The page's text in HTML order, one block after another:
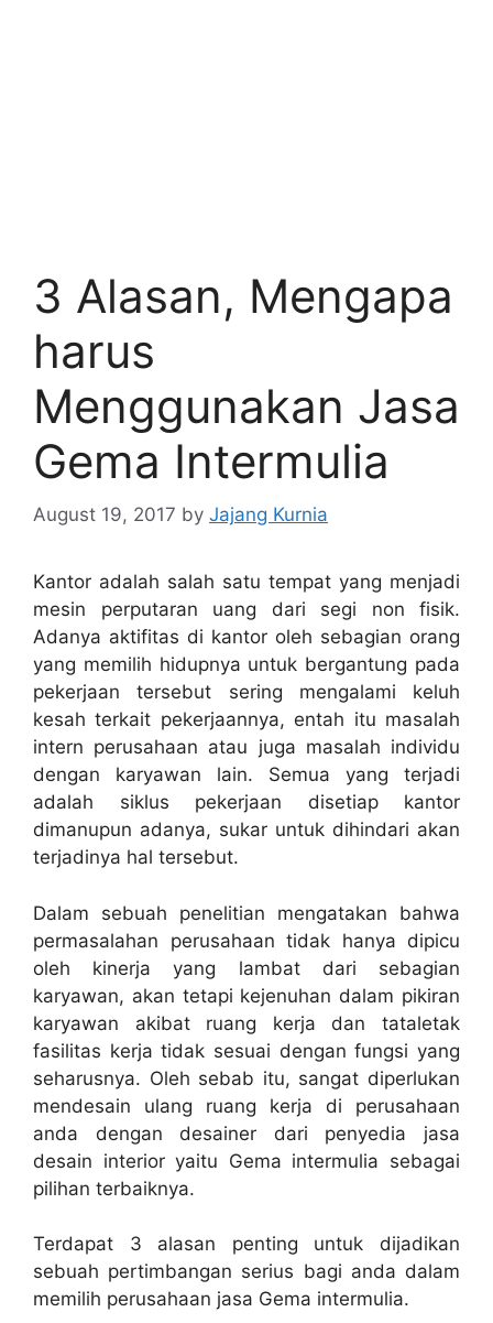
3 Alasan, Mengapa
harus
Menggunakan Jasa
Gema Intermulia
August 19, 2017 by Jajang Kurnia
Kantor adalah salah satu tempat yang menjadi
mesin perputaran uang dari segi non fisik.
Adanya aktifitas di kantor oleh sebagian orang
yang memilih hidupnya untuk bergantung pada
pekerjaan tersebut sering mengalami keluh
kesah terkait pekerjaannya, entah itu masalah
intern perusahaan atau juga masalah individu
dengan karyawan lain. Semua yang terjadi
adalah siklus pekerjaan disetiap kantor
dimanupun adanya, sukar untuk dihindari akan
terjadinya hal tersebut.
Dalam sebuah penelitian mengatakan bahwa
permasalahan perusahaan tidak hanya dipicu
oleh kinerja yang lambat dari sebagian
karyawan, akan tetapi kejenuhan dalam pikiran
karyawan akibat ruang kerja dan tataletak
fasilitas kerja tidak sesuai dengan fungsi yang
seharusnya. Oleh sebab itu, sangat diperlukan
mendesain ulang ruang kerja di perusahaan
anda dengan desainer dari penyedia jasa
desain interioryaitu Gema intermulia sebagai
pilihan terbaiknya.
Terdapat 3 alasan penting untuk dijadikan
sebuah pertimbangan serius bagi anda dalam
memilih perusahaan jasa Gema intermulia.